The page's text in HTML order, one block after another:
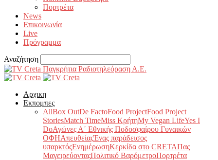
Πορτρέτα
News
Επικοινωνία
Live
Πρόγραμμα
Αναζήτηση
Παγκρήτια Ραδιοτηλεόραση Α.Ε.
Αρχικη
Εκπομπες
AllBox OutDe FactoFood ProjectFood Project
StoriesMatch TimeMiss ΚρήτηMy Vegan LifeYes I
DoΑγώνες Α΄ Εθνικής Ποδοσφαίρου Γυναικών
ΟΦΗΑπευθείαςΈνας παράδεισος
υπαρκτόςΕνημέρωσηΚερκίδα στο CRETAΠας
ΜαγειρεύονταςΠολιτικό ΒαρόμετροΠορτρέτα